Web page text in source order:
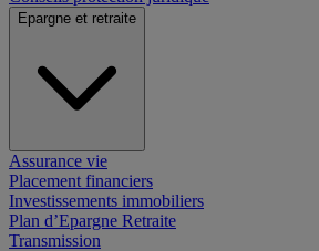
Epargne et retraite
Assurance vie
Placement financiers
Investissements immobiliers
Plan d’Epargne Retraite
Transmission